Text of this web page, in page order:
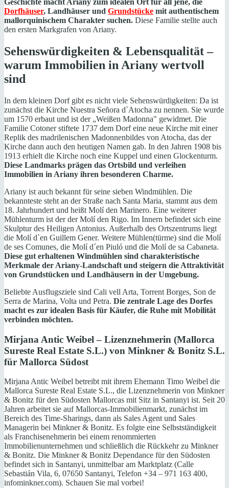
Geschichte macht Ariany zum idealen Ort für all jene, die
Dorfhäuser, Landhäuser und Grundstücke mit authentischem
mallorquinischem Charakter suchen. Diese Familie stellte auch
den ersten Markgrafen von Ariany.
Sehenswürdigkeiten & Lebensqualität –
warum Immobilien in Ariany wertvoll
sind
In dem kleinen Dorf gibt es nicht viele Sehenswürdigkeiten: Da ist
zunächst die Kirche Nuestra Señora d`Atocha zu nennen. Sie wurde
um 1570 erbaut und ist der „Weißen Madonna" gewidmet. Die
Familie Cotoner stiftete 1737 dem Dorf eine neue Kirche mit einer
Replik des madrilenischen Madonnenbildes von Atocha, das der
Kirche dann auch den heutigen Namen gab. In den Jahren 1908 bis
1913 erhielt die Kirche noch eine Kuppel und einen Glockenturm.
Diese Landmarks prägen das Ortsbild und verleihen
Immobilien in Ariany ihren besonderen Charme.
Ariany ist auch bekannt für seine sieben Windmühlen. Die
bekannteste steht an der Straße nach Santa Maria, stammt aus dem
18. Jahrhundert und heißt Molí den Marinero. Eine weiterer
Mühlenturm ist der der Molí den Rigo. Im Innern befindet sich eine
Skulptur des Heiligen Antonius. Außerhalb des Ortszentrums liegt
die Molí d`en Guillem Gener. Weitere Mühlen(türme) sind die Molí
de ses Comunes, die Molí d´en Piuló und die Molí de sa Cabaneta.
Diese gut erhaltenen Windmühlen sind charakteristische
Merkmale der Ariany-Landschaft und steigern die Attraktivität
von Grundstücken und Landhäusern in der Umgebung.
Beliebte Ausflugsziele sind Cali vell Arta, Torrent Borges, Son de
Serra de Marina, Volta und Petra. Die zentrale Lage des Dorfes
macht es zur idealen Basis für Käufer, die Ruhe mit Mobilität
verbinden möchten.
Mirjana Antic Weibel – Lizenznehmerin (Mallorca
Sureste Real Estate S.L.) von Minkner & Bonitz S.L.
für Mallorca Südost
Mirjana Antic Weibel betreibt mit ihrem Ehemann Timo Weibel die
Mallorca Sureste Real Estate S.L., die Lizenznehmerin von Minkner
& Bonitz für den Südosten Mallorcas mit Sitz in Santanyi ist. Seit 20
Jahren arbeitet sie auf Mallorcas-Immobilienmarkt, zunächst im
Bereich des Time-Sharings, dann als Sales Agent und Sales
Managerin bei Minkner & Bonitz. Es folgte eine Selbstständigkeit
als Franchisenehmerin bei einem renommierten
Immobilienunternehmen und schließlich die Rückkehr zu Minkner
& Bonitz. Die Minkner & Bonitz Dependance für den Südosten
befindet sich in Santanyi, unmittelbar am Marktplatz (Calle
Sebastián Vila, 6, 07650 Santanyi, Telefon +34 – 971 163 400,
infominkner.com). Schauen Sie mal vorbei!